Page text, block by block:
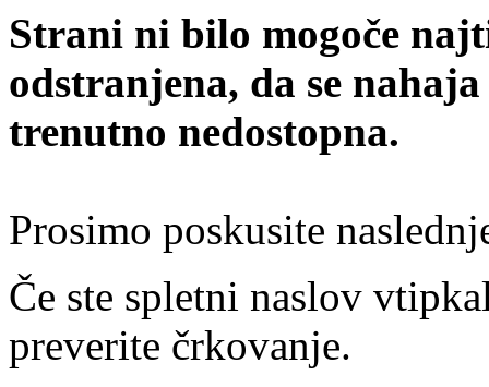
Strani ni bilo mogoče
odstranjena, da se
trenutno nedostopna.
Prosimo poskusite
Če ste spletni naslov
preverite črkovanje.